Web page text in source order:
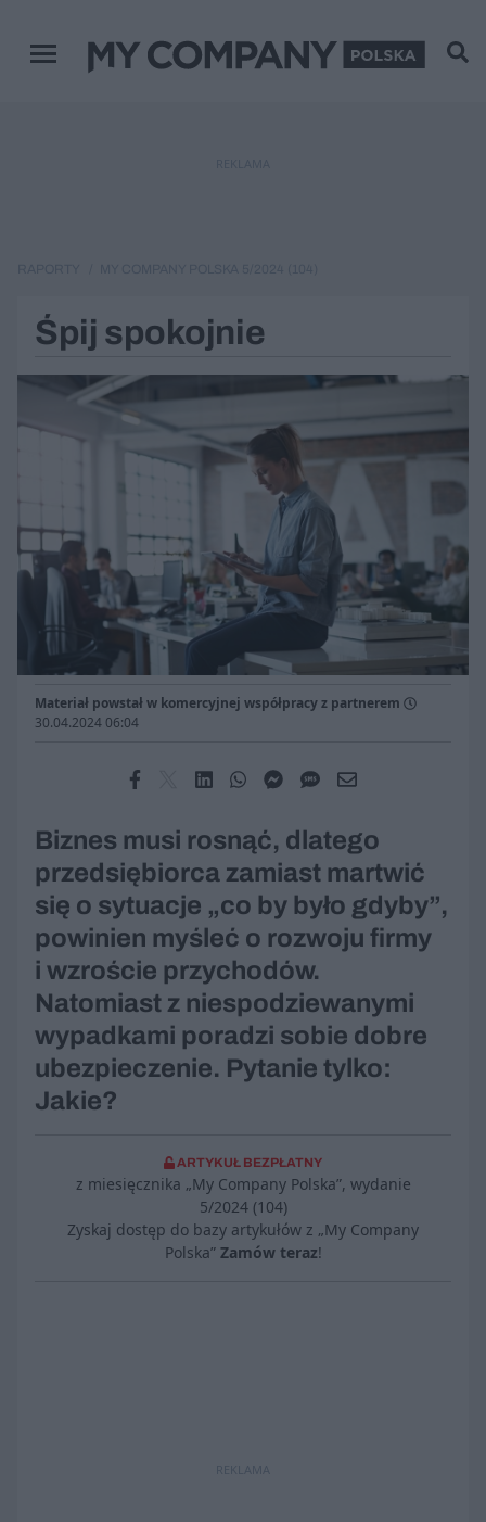
Menu główne
Śpij spokojnie
Materiał powstał w komercyjnej współpracy z partnerem
30.04.2024 06:04
Biznes musi rosnąć, dlatego
przedsiębiorca zamiast martwić
się o sytuacje „co by było gdyby”,
powinien myśleć o rozwoju firmy
i wzroście przychodów.
Natomiast z niespodziewanymi
wypadkami poradzi sobie dobre
ubezpieczenie. Pytanie tylko:
Jakie?
ARTYKUŁ BEZPŁATNY
z miesięcznika „My Company Polska”, wydanie
5/2024 (104)
Zyskaj dostęp do bazy artykułów z „My Company
Polska” Zamów teraz!
REKLAMA